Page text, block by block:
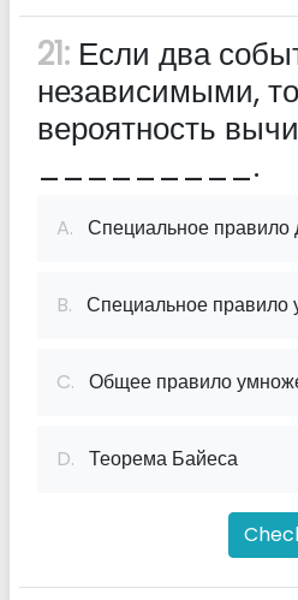
21: Если два
независимыми,
вероятность
_________.
A. Специальное правило
B. Специальное правило
C. Общее правило
D. Теорема Байеса